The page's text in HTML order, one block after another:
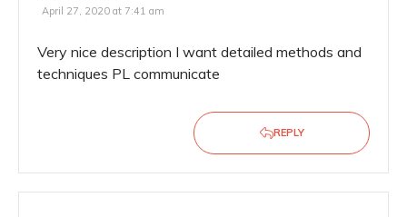
April 27, 2020 at 7:41 am
Very nice description I want detailed methods and
techniques PL communicate
REPLY